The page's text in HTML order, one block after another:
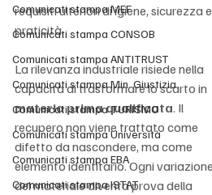
Comunicati stampa MEF
Comunicati stampa CONSOB
Comunicati stampa ANTITRUST
Comunicati stampa Min. Giustizia
Comunicati stampa TURISMO
Comunicati stampa Università
Comunicati stampa EBA
Comunicati stampa ISTAT
requisiti ulteriori di igiene, sicurezza e
praticità.
La rilevanza industriale risiede nella
capacità di trasformare lo scarto in
materia prima qualificata. Il
recupero non viene trattato come
difetto da nascondere, ma come
elemento identitario. Ogni variazione
del materiale diventa prova della